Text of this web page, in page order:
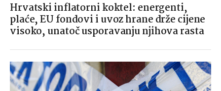
Hrvatski inflatorni koktel: energenti,
plaće, EU fondovi i uvoz hrane drže cijene
visoko, unatoč usporavanju njihova rasta